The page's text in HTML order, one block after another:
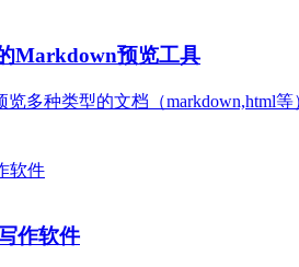
Markdown预览工具
览多种类型的文档（markdown,html
作软件